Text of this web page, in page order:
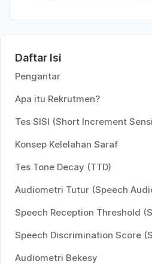
Daftar Isi
Pengantar
Apa itu Rekrutmen?
Tes SISI (Short Increment
Konsep Kelelahan Saraf
Tes Tone Decay (TTD)
Audiometri Tutur (Speech
Speech Reception Threshold
Speech Discrimination Score
Audiometri Bekesy